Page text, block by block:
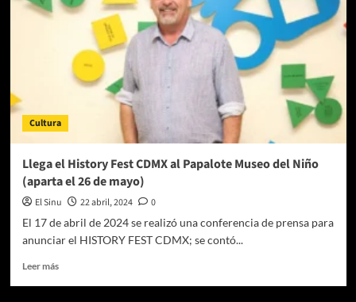
Cultura
Llega el History Fest CDMX al Papalote Museo del Niño
(aparta el 26 de mayo)
El Sinu 22 abril, 2024
0
El 17 de abril de 2024 se realizó una conferencia de prensa para
anunciar el HISTORY FEST CDMX; se contó...
Leer másLeer